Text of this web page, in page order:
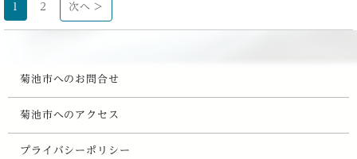
1 2 次へ >
菊池市へのお問合せ
菊池市へのアクセス
プライバシーポリシー